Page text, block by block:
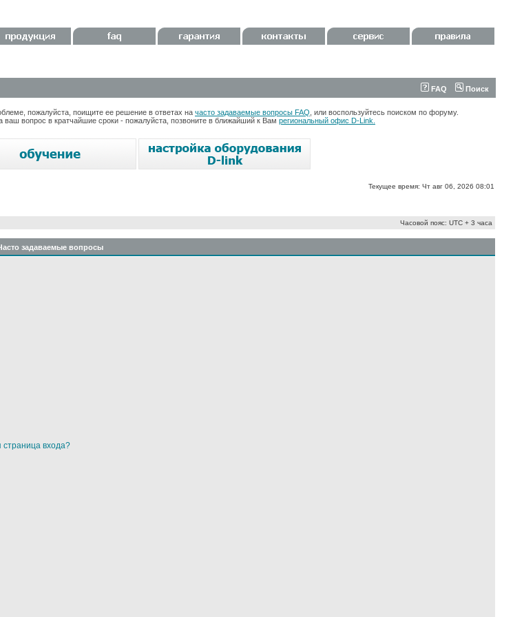
FAQ Поиск
пожалуйста, поищите ее решение в ответах на часто задаваемые вопросы FAQ , или воспользуйтесь поиском по форуму.
вопрос в кратчайшие сроки - пожалуйста, позвоните в ближайший к Вам региональный офис D-Link.
Текущее время: Чт авг 06, 2026 08:01
Часовой пояс: UTC + 3 часа
задаваемые вопросы
страница входа?